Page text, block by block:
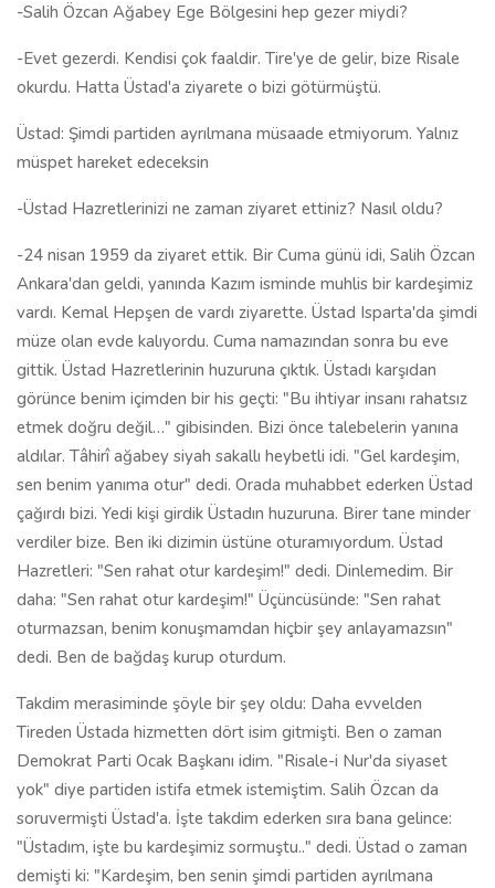
-Salih Özcan Ağabey Ege Bölgesini hep gezer miydi?
-Evet gezerdi. Kendisi çok faaldir. Tire'ye de gelir, bize Risale
okurdu. Hatta Üstad'a ziyarete o bizi götürmüştü.
Üstad: Şimdi partiden ayrılmana müsaade etmiyorum. Yalnız
müspet hareket edeceksin
-Üstad Hazretlerinizi ne zaman ziyaret ettiniz? Nasıl oldu?
-24 nisan 1959 da ziyaret ettik. Bir Cuma günü idi, Salih Özcan
Ankara'dan geldi, yanında Kazım isminde muhlis bir kardeşimiz
vardı. Kemal Hepşen de vardı ziyarette. Üstad Isparta'da şimdi
müze olan evde kalıyordu. Cuma namazından sonra bu eve
gittik. Üstad Hazretlerinin huzuruna çıktık. Üstadı karşıdan
görünce benim içimden bir his geçti: "Bu ihtiyar insanı rahatsız
etmek doğru değil…" gibisinden. Bizi önce talebelerin yanına
aldılar. Tâhirî ağabey siyah sakallı heybetli idi. "Gel kardeşim,
sen benim yanıma otur" dedi. Orada muhabbet ederken Üstad
çağırdı bizi. Yedi kişi girdik Üstadın huzuruna. Birer tane minder
verdiler bize. Ben iki dizimin üstüne oturamıyordum. Üstad
Hazretleri: "Sen rahat otur kardeşim!" dedi. Dinlemedim. Bir
daha: "Sen rahat otur kardeşim!" Üçüncüsünde: "Sen rahat
oturmazsan, benim konuşmamdan hiçbir şey anlayamazsın"
dedi. Ben de bağdaş kurup oturdum.
Takdim merasiminde şöyle bir şey oldu: Daha evvelden
Tireden Üstada hizmetten dört isim gitmişti. Ben o zaman
Demokrat Parti Ocak Başkanı idim. "Risale-i Nur'da siyaset
yok" diye partiden istifa etmek istemiştim. Salih Özcan da
soruvermişti Üstad'a. İşte takdim ederken sıra bana gelince:
"Üstadım, işte bu kardeşimiz sormuştu.." dedi. Üstad o zaman
demişti ki: "Kardeşim, ben senin şimdi partiden ayrılmana